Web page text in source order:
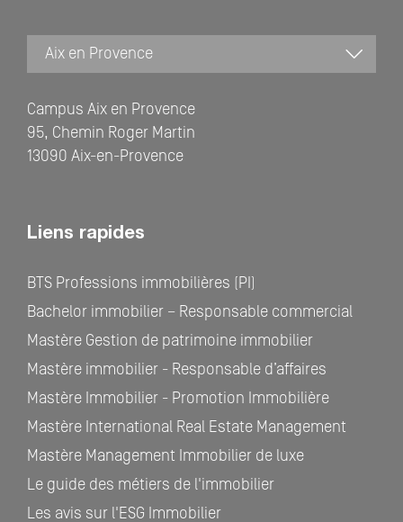
Campus Aix en Provence
95, Chemin Roger Martin
13090 Aix-en-Provence
Liens rapides
BTS Professions immobilières (PI)
Bachelor immobilier – Responsable commercial
Mastère Gestion de patrimoine immobilier
Mastère immobilier - Responsable d’affaires
Mastère Immobilier - Promotion Immobilière
Mastère International Real Estate Management
Mastère Management Immobilier de luxe
Le guide des métiers de l'immobilier
Les avis sur l'ESG Immobilier